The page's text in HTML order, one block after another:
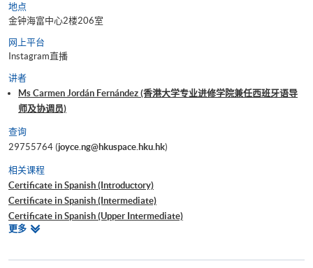
地点
金钟海富中心2楼206室
网上平台
Instagram直播
讲者
Ms Carmen Jordán Fernández (香港大学专业进修学院兼任西班牙语导
师及协调员)
查询
29755764 (joyce.ng@hkuspace.hku.hk)
相关课程
Certificate in Spanish (Introductory)
Certificate in Spanish (Intermediate)
Certificate in Spanish (Upper Intermediate)
Beginners' Spanish
Learning Spanish through Yoga
更多相